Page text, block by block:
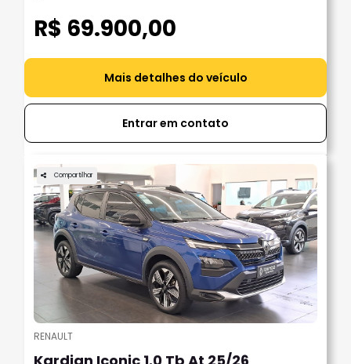
R$ 69.900,00
Mais detalhes do veículo
Entrar em contato
Compartilhar
RENAULT